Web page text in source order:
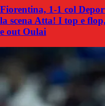
Fiorentina, 1-1 col
la scena Atta! I top e
e out Oulai